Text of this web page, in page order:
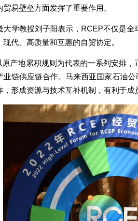
易壁垒方面发挥了重要作用。
教授刘子阳表示，RCEP不仅是全
现代、高质量和互惠的自贸协定。
地累积规则为代表的一系列安排，
业链供应链合作。马来西亚国家石油
，形成资源与技术互补机制，有利于成